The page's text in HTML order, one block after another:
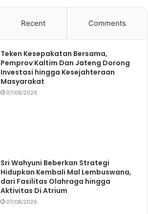
Recent Comments
Teken Kesepakatan Bersama,
Pemprov Kaltim Dan Jateng Dorong
Investasi hingga Kesejahteraan
Masyarakat
07/08/2026
Sri Wahyuni Beberkan Strategi
Hidupkan Kembali Mal Lembuswana,
dari Fasilitas Olahraga hingga
Aktivitas Di Atrium
07/08/2026